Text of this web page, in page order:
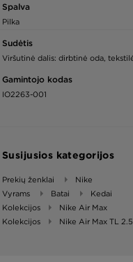
Spalva
Pilka
Sudėtis
Viršutinė dalis: dirbtinė oda,
Gamintojo kodas
IO2263-001
Susijusios kategorijos
Prekių ženklai
Nike
Vyrams
Batai
Kedai
Kolekcijos
Nike Air Max
Kolekcijos
Nike Air Max TL 2.5